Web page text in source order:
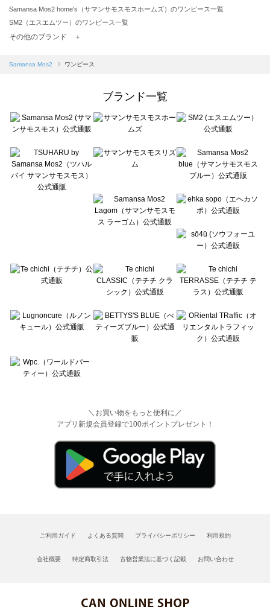
Samansa Mos2 home's（サマンサモスモスホームズ）のワンピース一覧
SM2（エスエムツー）のワンピース一覧
TSUHARU by Samansa Mos2（ツハルバイサマンサモスモス）のワンピース一覧
Samansa Mos2 blue（サマンサモスモス ブルー）のワンピース一覧
sō4ū（ソウフォーユー）のワンピース一覧
Te chichi（テチチ）のワンピース一覧
Te chichi CLASSIC（テチチ クラシック）のワンピース一覧
Lugnoncure（ルノンキュール）のワンピース一覧
BETTY'S BLUE（べティーズブルー）のワンピース一覧
Wpc.（ワールドパーティー）のワンピース一覧
その他のブランド ＋
Samansa Mos2 ワンピース
ブランド一覧
＼お買い物をもっと便利に／
アプリ新規会員登録で100ポイントプレゼント！
ご利用ガイド よくある質問 プライバシーポリシー 利用規約
会社概要 特定商取引法 古物営業法に基づく記載 お問い合わせ